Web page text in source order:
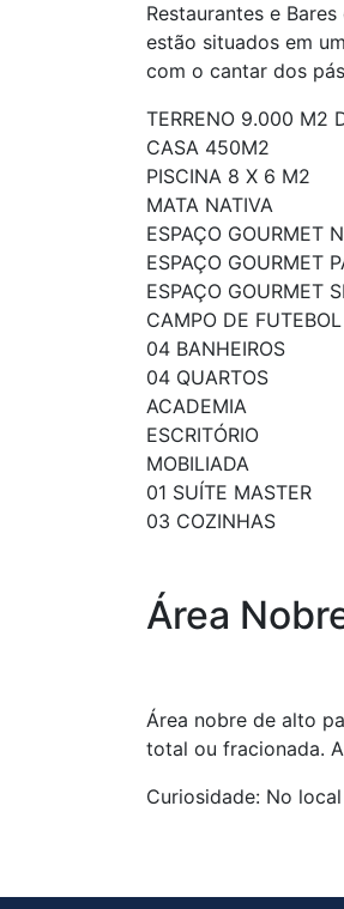
Restaurantes e
estão situados em
com o cantar dos
TERRENO 9.000 M2
CASA 450M2
PISCINA 8 X 6 M2
MATA NATIVA
ESPAÇO GOURMET
ESPAÇO GOURMET
ESPAÇO GOURMET
CAMPO DE
04 BANHEIROS
04 QUARTOS
ACADEMIA
ESCRITÓRIO
MOBILIADA
01 SUÍTE MASTER
03 COZINHAS
Área
Área nobre de alto
total ou fracionada.
Curiosidade: No